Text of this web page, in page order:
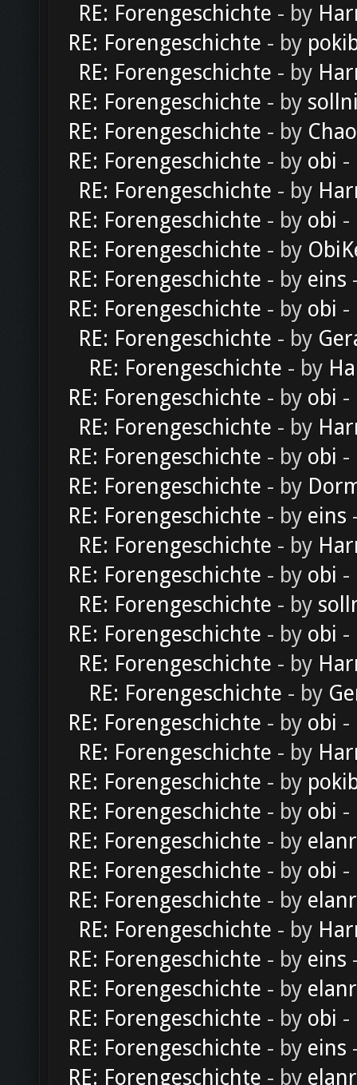
RE: Forengeschichte - by
RE: Forengeschichte - by
RE: Forengeschichte - by
RE: Forengeschichte - by
RE: Forengeschichte - by
RE: Forengeschichte - by obi -
RE: Forengeschichte - by
RE: Forengeschichte - by obi -
RE: Forengeschichte - by
RE: Forengeschichte - by eins
RE: Forengeschichte - by obi -
RE: Forengeschichte - by
RE: Forengeschichte - by
RE: Forengeschichte - by obi -
RE: Forengeschichte - by
RE: Forengeschichte - by obi -
RE: Forengeschichte - by
RE: Forengeschichte - by eins
RE: Forengeschichte - by
RE: Forengeschichte - by obi -
RE: Forengeschichte - by
RE: Forengeschichte - by obi -
RE: Forengeschichte - by
RE: Forengeschichte - by
RE: Forengeschichte - by obi -
RE: Forengeschichte - by
RE: Forengeschichte - by
RE: Forengeschichte - by obi -
RE: Forengeschichte - by
RE: Forengeschichte - by obi -
RE: Forengeschichte - by
RE: Forengeschichte - by
RE: Forengeschichte - by eins
RE: Forengeschichte - by
RE: Forengeschichte - by obi -
RE: Forengeschichte - by eins
RE: Forengeschichte - by